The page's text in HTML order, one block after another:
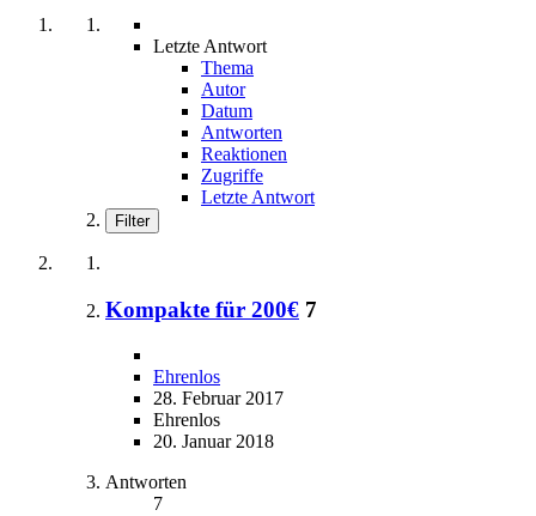
Letzte Antwort
Thema
Autor
Datum
Antworten
Reaktionen
Zugriffe
Letzte Antwort
Filter
Kompakte für 200€ 7
Ehrenlos
28. Februar 2017
Ehrenlos
20. Januar 2018
Antworten
7